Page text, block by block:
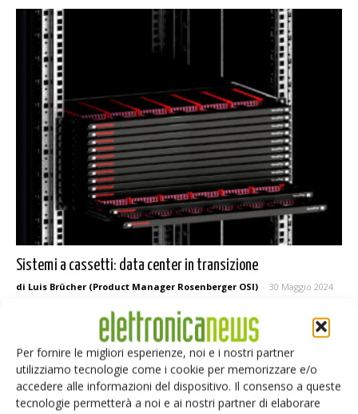
Per fornire le migliori esperienze, noi e i nostri partner
utilizziamo tecnologie come i cookie per memorizzare e/o
accedere alle informazioni del dispositivo. Il consenso a queste
tecnologie permetterà a noi e ai nostri partner di elaborare
Sistemi a cassetti: data center in transizione
di Luis Brücher (Product Manager Rosenberger OSI) - 30 Maggio 2024
Sistemi a cassetti come risposta ai limiti dei classici alloggiamenti
per server. Ecco la risposta di Rosenberger OSI